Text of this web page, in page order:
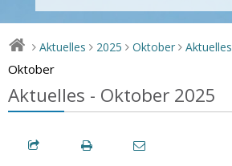
> Aktuelles > 2025 > Oktober > Aktuelles
Oktober
Aktuelles - Oktober 2025